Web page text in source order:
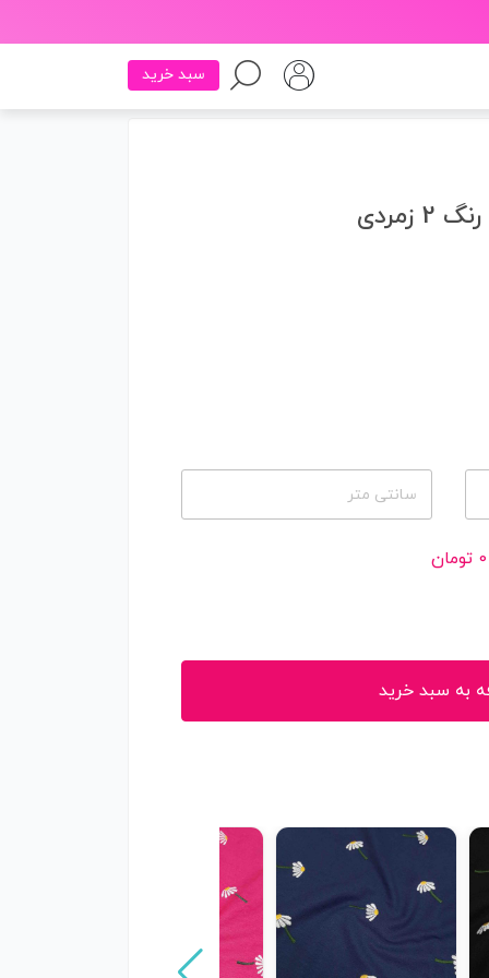
سبد خرید
سانتی متر
0 تومان
به سبد خرید